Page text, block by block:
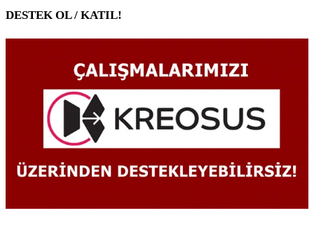
DESTEK OL / KATIL!